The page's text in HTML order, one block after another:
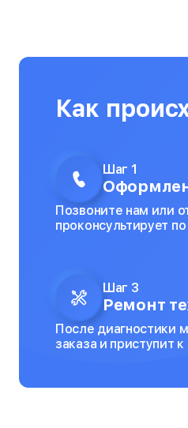
Как
Шаг 1
Позвоните нам или
проконсультирует
Шаг 3
Ремонт
После диагностики
заказа и приступит